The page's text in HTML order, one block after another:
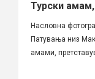
Турски
Насловна
Патувања низ
амами,